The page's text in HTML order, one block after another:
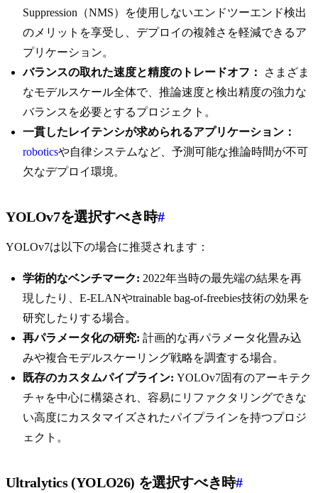
Suppression（NMS）を使用しないエンドツーエンド検出
のメリットを享受し、デプロイの複雑さを軽減できるア
プリケーション。
バランスの取れた速度と精度のトレードオフ：
さまざま
なモデルスケール全体で、推論速度と検出精度の強力な
バランスを必要とするプロジェクト。
一貫したレイテンシが求められるアプリケーション：
roboticsや自律システムなど、予測可能な推論時間が不可
欠なデプロイ環境。
YOLOv7を選択すべき時#
YOLOv7は以下の場合に推奨されます：
学術的なベンチマーク: 2022年当時の最先端の結果を再
現したり、E-ELANやtrainable bag-of-freebies技術の効果を
研究したりする場合。
再パラメータ化の研究: 計画的な再パラメータ化畳み込
みや複合モデルスケーリング戦略を調査する場合。
既存のカスタムパイプライン: YOLOv7固有のアーキテク
チャを中心に構築され、容易にリファクタリングできな
い高度にカスタマイズされたパイプラインを持つプロジ
ェクト。
Ultralytics (YOLO26) を選択すべき時#